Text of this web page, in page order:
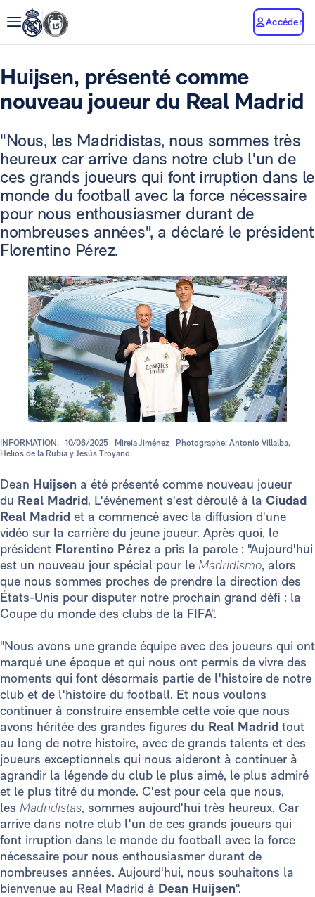
Accéder
Huijsen, présenté comme
nouveau joueur du Real Madrid
"Nous, les Madridistas, nous sommes très
heureux car arrive dans notre club l'un de
ces grands joueurs qui font irruption dans le
monde du football avec la force nécessaire
pour nous enthousiasmer durant de
nombreuses années", a déclaré le président
Florentino Pérez.
INFORMATION. 10/06/2025 Mireia Jiménez
Photographe: Antonio Villalba,
Helios de la Rubia y Jesús Troyano.
Dean Huijsen a été présenté comme nouveau joueur
du Real Madrid. L'événement s'est déroulé à la Ciudad
Real Madrid et a commencé avec la diffusion d'une
vidéo sur la carrière du jeune joueur. Après quoi, le
président Florentino Pérez a pris la parole : "Aujourd'hui
est un nouveau jour spécial pour le Madridismo, alors
que nous sommes proches de prendre la direction des
États-Unis pour disputer notre prochain grand défi : la
Coupe du monde des clubs de la FIFA".
"Nous avons une grande équipe avec des joueurs qui ont
marqué une époque et qui nous ont permis de vivre des
moments qui font désormais partie de l'histoire de notre
club et de l'histoire du football. Et nous voulons
continuer à construire ensemble cette voie que nous
avons héritée des grandes figures du Real Madrid tout
au long de notre histoire, avec de grands talents et des
joueurs exceptionnels qui nous aideront à continuer à
agrandir la légende du club le plus aimé, le plus admiré
et le plus titré du monde. C'est pour cela que nous,
les Madridistas, sommes aujourd'hui très heureux. Car
arrive dans notre club l'un de ces grands joueurs qui
font irruption dans le monde du football avec la force
nécessaire pour nous enthousiasmer durant de
nombreuses années. Aujourd'hui, nous souhaitons la
bienvenue au Real Madrid à Dean Huijsen".